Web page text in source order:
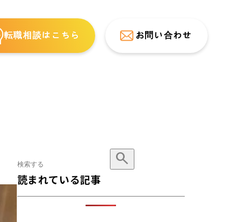
転職相談はこちら お問い合わせ
search
読まれている記事